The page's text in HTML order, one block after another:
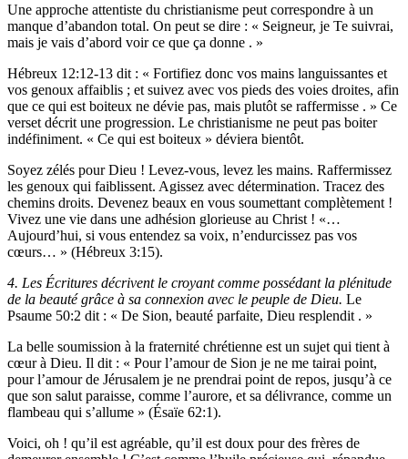
Une approche attentiste du christianisme peut correspondre à un
manque d’abandon total. On peut se dire : « Seigneur, je Te suivrai,
mais je vais d’abord voir ce que ça donne . »
Hébreux 12:12-13 dit : « Fortifiez donc vos mains languissantes et
vos genoux affaiblis ; et suivez avec vos pieds des voies droites, afin
que ce qui est boiteux ne dévie pas, mais plutôt se raffermisse . » Ce
verset décrit une progression. Le christianisme ne peut pas boiter
indéfiniment. « Ce qui est boiteux » déviera bientôt.
Soyez zélés pour Dieu ! Levez-vous, levez les mains. Raffermissez
les genoux qui faiblissent. Agissez avec détermination. Tracez des
chemins droits. Devenez beaux en vous soumettant complètement !
Vivez une vie dans une adhésion glorieuse au Christ ! «…
Aujourd’hui, si vous entendez sa voix, n’endurcissez pas vos
cœurs… » (Hébreux 3:15).
4. Les Écritures décrivent le croyant comme possédant la plénitude
de la beauté grâce à sa connexion avec le peuple de Dieu. Le
Psaume 50:2 dit : « De Sion, beauté parfaite, Dieu resplendit . »
La belle soumission à la fraternité chrétienne est un sujet qui tient à
cœur à Dieu. Il dit : « Pour l’amour de Sion je ne me tairai point,
pour l’amour de Jérusalem je ne prendrai point de repos, jusqu’à ce
que son salut paraisse, comme l’aurore, et sa délivrance, comme un
flambeau qui s’allume » (Ésaïe 62:1).
Voici, oh ! qu’il est agréable, qu’il est doux pour des frères de